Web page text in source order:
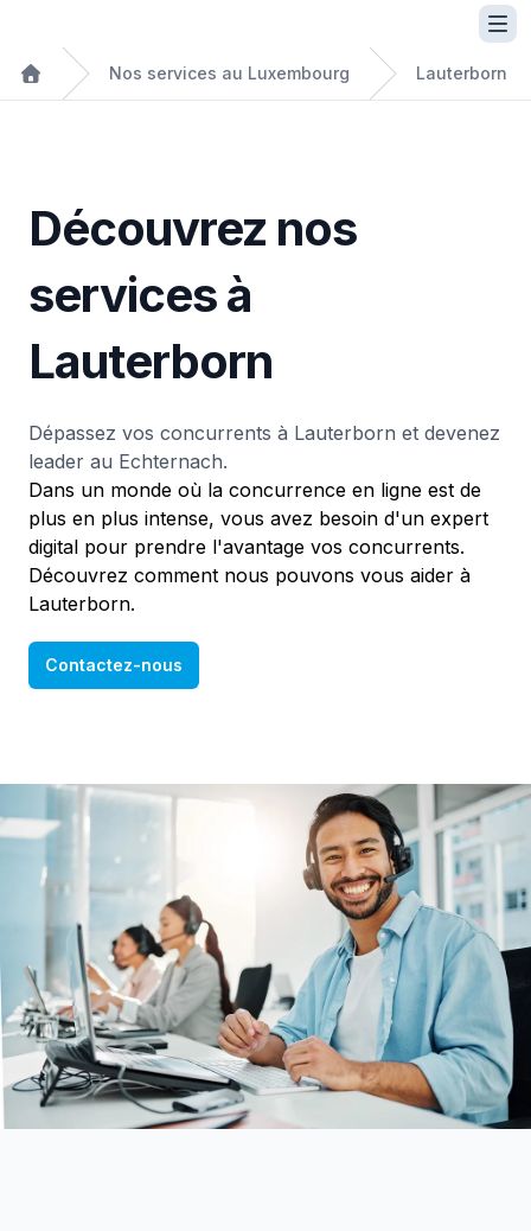
Nos services au Luxembourg Lauterborn
Découvrez nos
services à
Lauterborn
Dépassez vos concurrents à Lauterborn et devenez
leader au Echternach.
Dans un monde où la concurrence en ligne est de
plus en plus intense, vous avez besoin d'un expert
digital pour prendre l'avantage vos concurrents.
Découvrez comment nous pouvons vous aider à
Lauterborn.
Contactez-nous